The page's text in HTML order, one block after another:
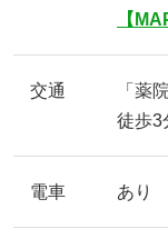
【
交通
「
徒歩3
電車 あり